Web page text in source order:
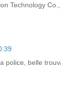
Technology
police, belle